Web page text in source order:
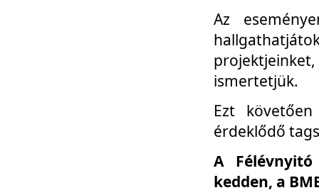
Az
ismertetjük.
Ezt
érdeklődő
A
kedden, a